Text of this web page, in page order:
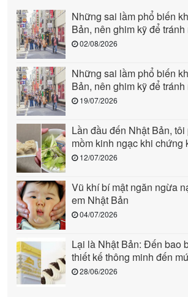
Những sai lầm phổ biến
Bản, nên ghim kỹ để
người (phần 2)
02/08/2026
Những sai lầm phổ biến
Bản, nên ghim kỹ để
người (phần 1)
19/07/2026
Lần đầu đến Nhật Bản,
mồm kinh ngạc khi chứng
cảnh này: Quả là “quốc
12/07/2026
Vũ khí bí mật ngăn ngừa
em Nhật Bản
04/07/2026
Lại là Nhật Bản: Đến bao
thiết kế thông minh đến
28/06/2026